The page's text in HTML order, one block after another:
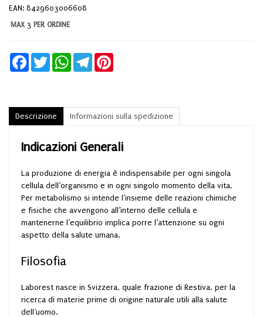
EAN: 8429603006608
MAX 3 PER ORDINE
FacebookTwitter WhatsAppTelegram
Descrizione Informazioni sulla spedizione
Indicazioni Generali
La produzione di energia è indispensabile per ogni singola
cellula dell’organismo e in ogni singolo momento della vita.
Per metabolismo si intende l’insieme delle reazioni chimiche
e fisiche che avvengono all’interno delle cellula e
mantenerne l’equilibrio implica porre l’attenzione su ogni
aspetto della salute umana.
Filosofia
Laborest nasce in Svizzera, quale frazione di Restiva, per la
ricerca di materie prime di origine naturale utili alla salute
dell’uomo.